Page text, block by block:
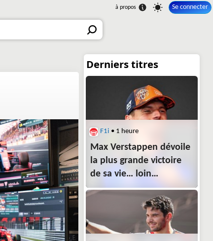
Se connecter
F1i • 1 heure
Max Verstappen dévoile
la plus grande victoire
de sa vie… loin
des circuits